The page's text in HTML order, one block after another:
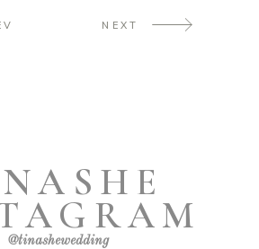
NEXT
@tinashewedding